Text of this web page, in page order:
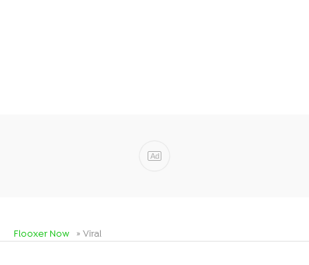
Ad
Flooxer Now » Viral